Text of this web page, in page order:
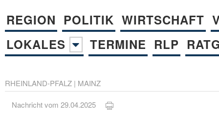
REGION POLITIK WIRTSCHAFT
LOKALES
TERMINE RLP
RHEINLAND-PFALZ | MAINZ
Nachricht vom 29.04.2025